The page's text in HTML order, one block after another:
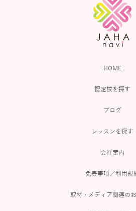
HOME
認定校を探す
ブログ
レッスンを探す
会社案内
免責事項／利用規
取材・メディア関連の